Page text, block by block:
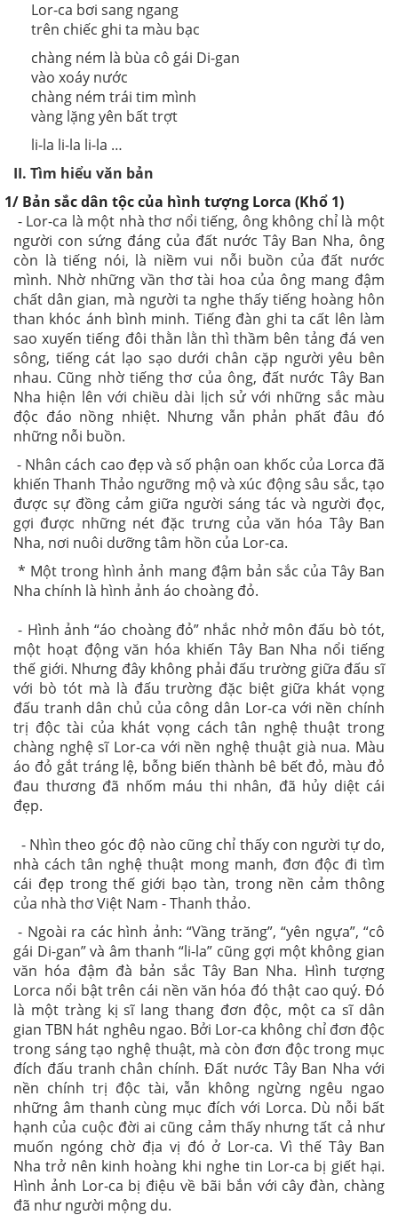
Lor-ca bơi sang ngang
trên chiếc ghi ta màu bạc
chàng ném là bùa cô gái Di-gan
vào xoáy nước
chàng ném trái tim mình
vàng lặng yên bất trợt
li-la li-la li-la …
II. Tìm hiểu văn bản
1/ Bản sắc dân tộc của hình tượng Lorca (Khổ 1)
- Lor-ca là một nhà thơ nổi tiếng, ông không chỉ là một
người con sứng đáng của đất nước Tây Ban Nha, ông
còn là tiếng nói, là niềm vui nỗi buồn của đất nước
mình. Nhờ những vần thơ tài hoa của ông mang đậm
chất dân gian, mà người ta nghe thấy tiếng hoàng hôn
than khóc ánh bình minh. Tiếng đàn ghi ta cất lên làm
sao xuyến tiếng đôi thằn lằn thì thầm bên tảng đá ven
sông, tiếng cát lạo sạo dưới chân cặp người yêu bên
nhau. Cũng nhờ tiếng thơ của ông, đất nước Tây Ban
Nha hiện lên với chiều dài lịch sử với những sắc màu
độc đáo nồng nhiệt. Nhưng vẫn phản phất đâu đó
những nỗi buồn.
- Nhân cách cao đẹp và số phận oan khốc của Lorca đã
khiến Thanh Thảo ngưỡng mộ và xúc động sâu sắc, tạo
được sự đồng cảm giữa người sáng tác và người đọc,
gợi được những nét đặc trưng của văn hóa Tây Ban
Nha, nơi nuôi dưỡng tâm hồn của Lor-ca.
* Một trong hình ảnh mang đậm bản sắc của Tây Ban
Nha chính là hình ảnh áo choàng đỏ.
- Hình ảnh “áo choàng đỏ” nhắc nhở môn đấu bò tót,
một hoạt động văn hóa khiến Tây Ban Nha nổi tiếng
thế giới. Nhưng đây không phải đấu trường giữa đấu sĩ
với bò tót mà là đấu trường đặc biệt giữa khát vọng
đấu tranh dân chủ của công dân Lor-ca với nền chính
trị độc tài của khát vọng cách tân nghệ thuật trong
chàng nghệ sĩ Lor-ca với nền nghệ thuật già nua. Màu
áo đỏ gắt tráng lệ, bỗng biến thành bê bết đỏ, màu đỏ
đau thương đã nhốm máu thi nhân, đã hủy diệt cái
đẹp.
- Nhìn theo góc độ nào cũng chỉ thấy con người tự do,
nhà cách tân nghệ thuật mong manh, đơn độc đi tìm
cái đẹp trong thế giới bạo tàn, trong nền cảm thông
của nhà thơ Việt Nam - Thanh thảo.
- Ngoài ra các hình ảnh: “Vầng trăng”, “yên ngựa”, “cô
gái Di-gan” và âm thanh “li-la” cũng gợi một không gian
văn hóa đậm đà bản sắc Tây Ban Nha. Hình tượng
Lorca nổi bật trên cái nền văn hóa đó thật cao quý. Đó
là một tràng kị sĩ lang thang đơn độc, một ca sĩ dân
gian TBN hát nghêu ngao. Bởi Lor-ca không chỉ đơn độc
trong sáng tạo nghệ thuật, mà còn đơn độc trong mục
đích đấu tranh chân chính. Đất nước Tây Ban Nha với
nền chính trị độc tài, vẫn không ngừng ngêu ngao
những âm thanh cùng mục đích với Lorca. Dù nỗi bất
hạnh của cuộc đời ai cũng cảm thấy nhưng tất cả như
muốn ngóng chờ địa vị đó ở Lor-ca. Vì thế Tây Ban
Nha trở nên kinh hoàng khi nghe tin Lor-ca bị giết hại.
Hình ảnh Lor-ca bị điệu về bãi bắn với cây đàn, chàng
đã như người mộng du.